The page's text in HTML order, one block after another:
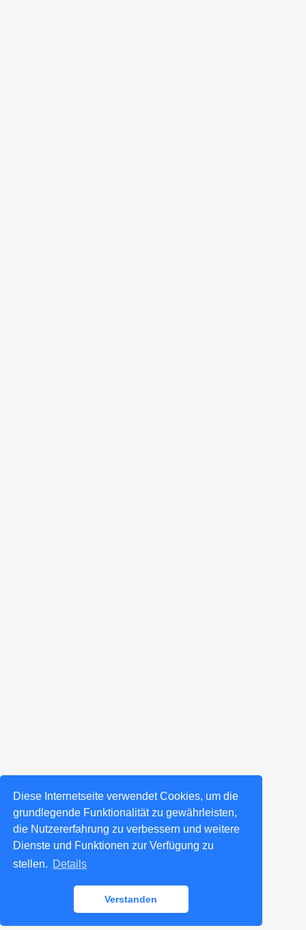
Diese Internetseite verwendet Cookies, um die
grundlegende Funktionalität zu gewährleisten,
die Nutzererfahrung zu verbessern und weitere
Dienste und Funktionen zur Verfügung zu
stellen. Details
Verstanden